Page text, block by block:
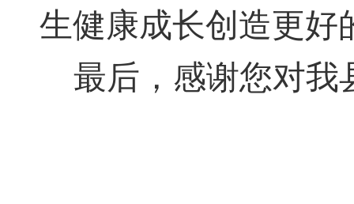
生健康成长创造更好
最后 ， 感谢您对我